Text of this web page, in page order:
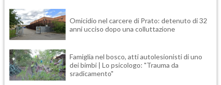
Omicidio nel carcere di Prato: detenuto di 32
anni ucciso dopo una colluttazione
Famiglia nel bosco, atti autolesionisti di uno
dei bimbi | Lo psicologo: "Trauma da
sradicamento"